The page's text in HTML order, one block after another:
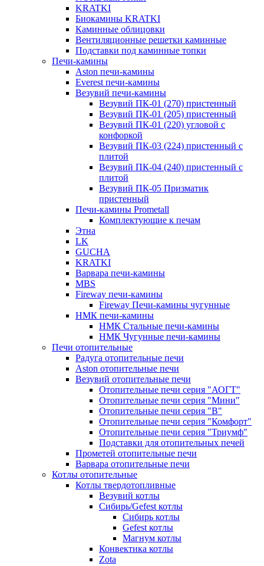
KRATKI
Биокамины KRATKI
Каминные облицовки
Вентиляционные решетки каминные
Подставки под каминные топки
Печи-камины
Aston печи-камины
Everest печи-камины
Везувий печи-камины
Везувий ПК-01 (270) пристенный
Везувий ПК-01 (205) пристенный
Везувий ПК-01 (220) угловой с
конфоркой
Везувий ПК-03 (224) пристенный с
плитой
Везувий ПК-04 (240) пристенный с
плитой
Везувий ПК-05 Призматик
пристенный
Печи-камины Prometall
Комплектующие к печам
Этна
LK
GUCHA
KRATKI
Варвара печи-камины
MBS
Fireway печи-камины
Fireway Печи-камины чугунные
НМК печи-камины
НМК Стальные печи-камины
НМК Чугунные печи-камины
Печи отопительные
Радуга отопительные печи
Aston отопительные печи
Везувий отопительные печи
Отопительные печи серия "АОГТ"
Отопительные печи серия "Мини"
Отопительные печи серия "В"
Отопительные печи серия "Комфорт"
Отопительные печи серия "Триумф"
Подставки для отопительных печей
Прометей отопительные печи
Варвара отопительные печи
Котлы отопительные
Котлы твердотопливные
Везувий котлы
Сибирь/Gefest котлы
Сибирь котлы
Gefest котлы
Магнум котлы
Конвектика котлы
Zota